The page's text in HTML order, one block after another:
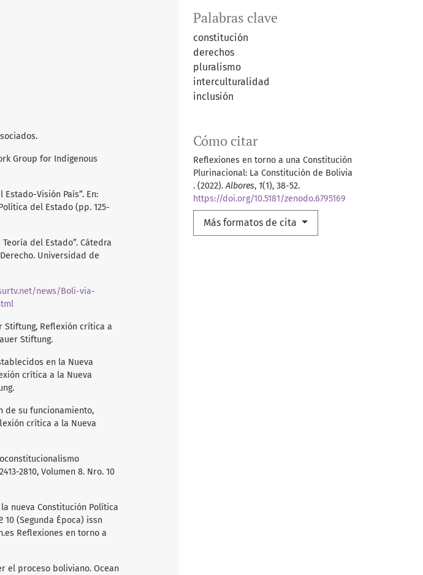
Palabras clave
constitución
derechos
pluralismo
interculturalidad
inclusión
Cómo citar
Reflexiones en torno a una Constitución
Plurinacional: La Constitución de Bolivia
. (2022).Albores, 1(1), 38-52.
https://doi.org/10.5181/zenodo.6795169
Más formatos de cita
Group for Indigenous
Visión País”. En:
del Estado (pp. 125-
del Estado”. Cátedra
Universidad de
news/Boli-via-
Stiftung, Reflexión crítica a
Stiftung.
en la Nueva
crítica a la Nueva
de su funcionamiento,
crítica a la Nueva
2810, Volumen 8. Nro. 10
nueva Constitución Política
(Segunda Época) issn
Reflexiones en torno a
el proceso boliviano. Ocean